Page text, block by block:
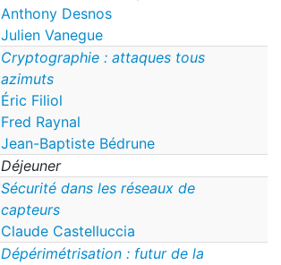
Anthony Desnos
Julien Vanegue
Cryptographie : attaques tous
azimuts
Éric Filiol
Fred Raynal
Jean-Baptiste Bédrune
Déjeuner
Sécurité dans les réseaux de
capteurs
Claude Castelluccia
Dépérimétrisation : futur de la